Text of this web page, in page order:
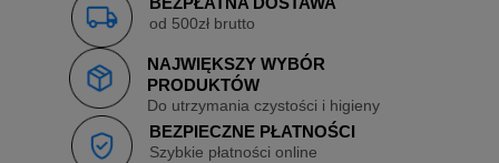
od 500zł brutto
NAJWIĘKSZY WYBÓR
PRODUKTÓW
Do utrzymania czystości i higieny
BEZPIECZNE PŁATNOŚCI
Szybkie płatności online